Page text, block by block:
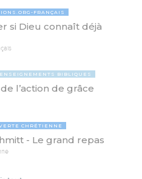
FRANÇAIS
si Dieu connaît déjà
ENSEIGNEMENTS BIBLIQUES
l’action de grâce
CHRÉTIENNE
- Le grand repas